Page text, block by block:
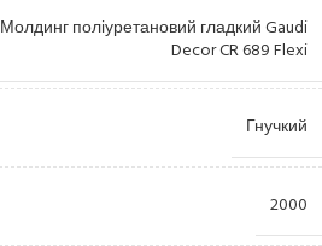
Молдинг поліуретановий гладкий Gaudi
Decor CR 689 Flexi
Гнучкий
2000